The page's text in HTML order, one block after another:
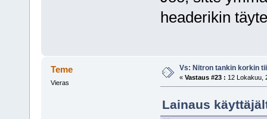
headerikin
Teme
Vieras
Vs: Nitron tankin korkin
« Vastaus #23 : 12 Lokakuu,
Lainaus